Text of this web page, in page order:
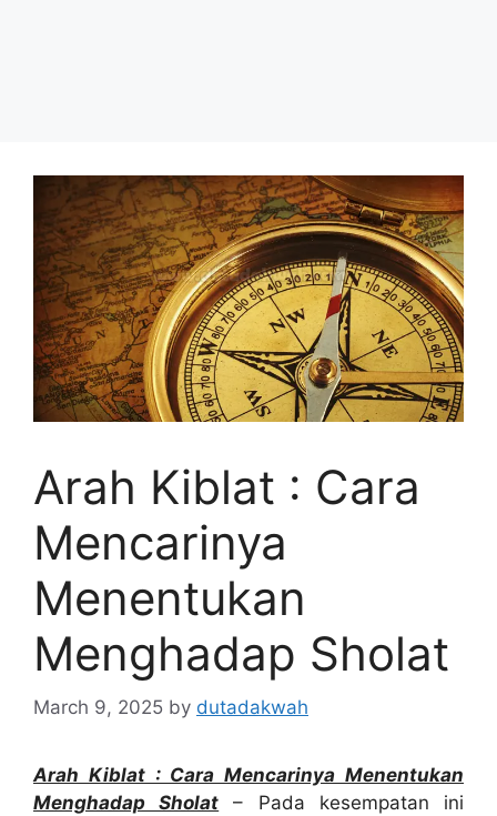
Arah Kiblat : Cara
Mencarinya
Menentukan
Menghadap Sholat
March 9, 2025 by dutadakwah
Arah Kiblat : Cara Mencarinya Menentukan
Menghadap Sholat – Pada kesempatan ini